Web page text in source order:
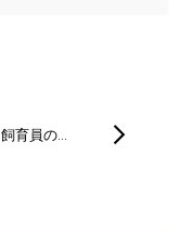
飼育員の…